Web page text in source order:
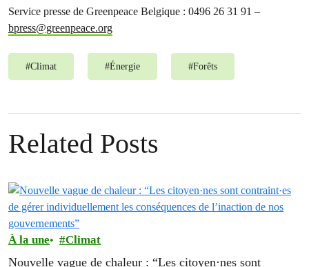
Service presse de Greenpeace Belgique : 0496 26 31 91 –
bpress@greenpeace.org
#Climat #Énergie #Forêts
Related Posts
À la une Climat
Nouvelle vague de chaleur : “Les citoyen·nes sont